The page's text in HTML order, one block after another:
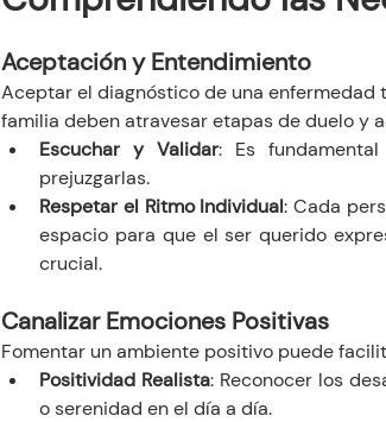
Aceptación y Entendimiento
Aceptar el diagnóstico de una enfermedad
familia deben atravesar etapas de duelo y
Escuchar y Validar: Es
prejuzgarlas.
Respetar el Ritmo Individual: Cada
espacio para que el ser querido
crucial.
Canalizar Emociones Positivas
Fomentar un ambiente positivo puede
Positividad Realista: Reconocer los
o serenidad en el día a día.